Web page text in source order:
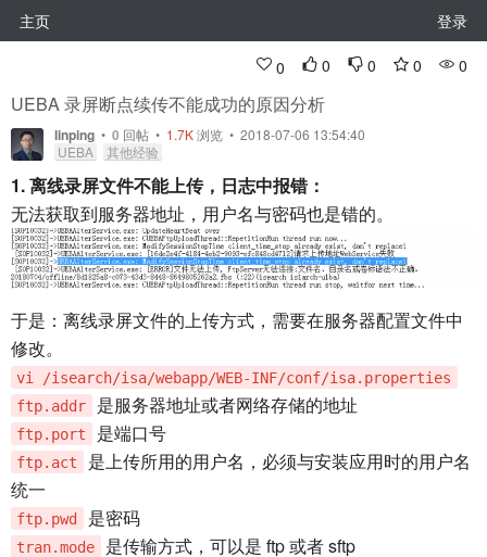
主页 登录
0 0 0 0 0
UEBA 录屏断点续传不能成功的原因分析
linping • 0 回帖 • 1.7K浏览 • 2018-07-06 13:54:40
UEBA
其他经验
1. 离线录屏文件不能上传，日志中报错：
无法获取到服务器地址，用户名与密码也是错的。
于是：离线录屏文件的上传方式，需要在服务器配置文件中
修改。
vi /isearch/isa/webapp/WEB-INF/conf/isa.properties
ftp.addr
是服务器地址或者网络存储的地址
ftp.port 是端口号
ftp.act
是上传所用的用户名，必须与安装应用时的用户名
统一
ftp.pwd 是密码
tran.mode 是传输方式，可以是 ftp 或者 sftp